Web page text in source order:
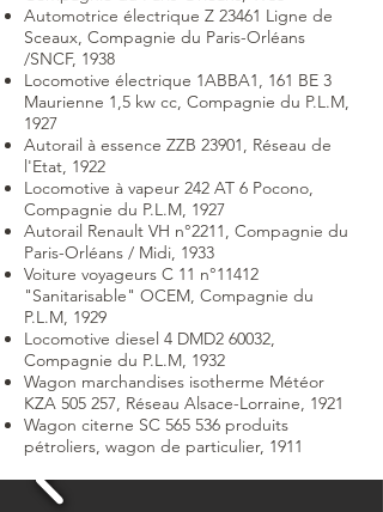
Automotrice électrique Z 23461 Ligne de
Sceaux, Compagnie du Paris-Orléans
/SNCF, 1938
Locomotive électrique 1ABBA1, 161 BE 3
Maurienne 1,5 kw cc, Compagnie du P.L.M,
1927
Autorail à essence ZZB 23901, Réseau de
l'Etat, 1922
Locomotive à vapeur 242 AT 6 Pocono,
Compagnie du P.L.M, 1927
Autorail Renault VH n°2211, Compagnie du
Paris-Orléans / Midi, 1933
Voiture voyageurs C 11 n°11412
"Sanitarisable" OCEM, Compagnie du
P.L.M, 1929
Locomotive diesel 4 DMD2 60032,
Compagnie du P.L.M, 1932
Wagon marchandises isotherme Météor
KZA 505 257, Réseau Alsace-Lorraine, 1921
Wagon citerne SC 565 536 produits
pétroliers, wagon de particulier, 1911